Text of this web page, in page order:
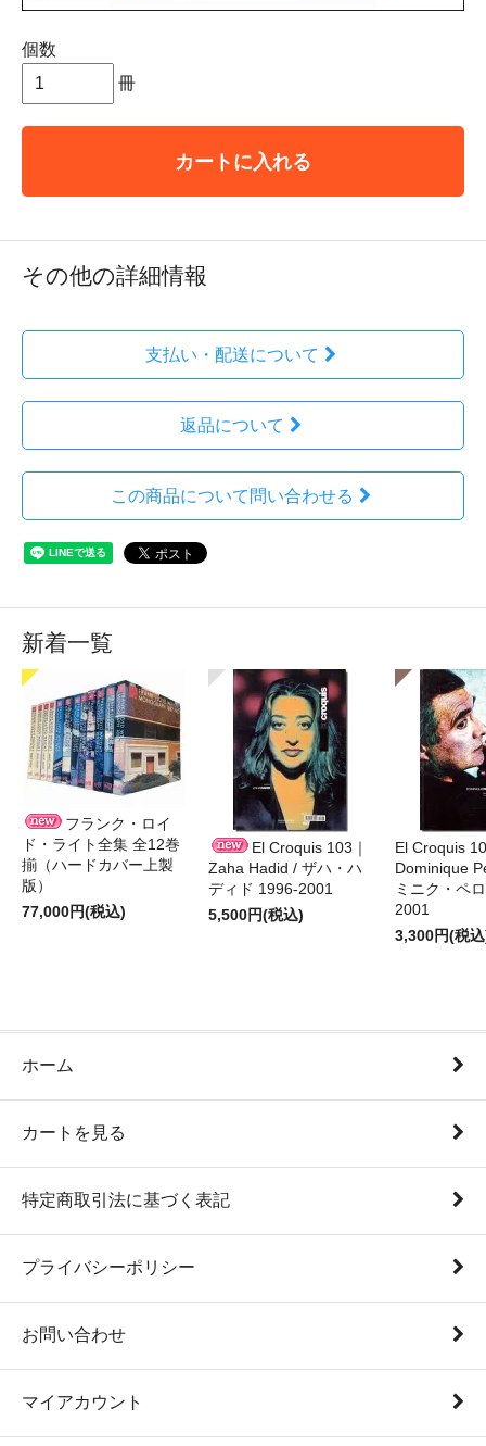
個数
冊
カートに入れる
その他の詳細情報
支払い・配送について
返品について
この商品について問い合わせる
新着一覧
フランク・ロイ
ド・ライト全集 全12巻
揃（ハードカバー上製
版）
77,000円(税込)
El Croquis 103｜
Zaha Hadid / ザハ・ハ
ディド 1996-2001
5,500円(税込)
El Croquis
Dominique
ミニク・ペ
2001
3,300円(税
ホーム
カートを見る
特定商取引法に基づく表記
プライバシーポリシー
お問い合わせ
マイアカウント